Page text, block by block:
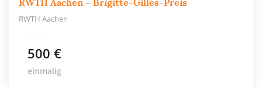
RWTH Aachen – Brigitte-Gilles-Preis
RWTH Aachen
500 €
einmalig